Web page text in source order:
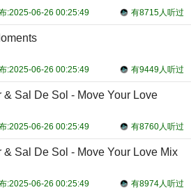
有8715人听过
:2025-06-26 00:25:49
有9449人听过
:2025-06-26 00:25:49
& Sal De Sol - Move Your Love
有8760人听过
:2025-06-26 00:25:49
& Sal De Sol - Move Your Love Mix
有8974人听过
:2025-06-26 00:25:49